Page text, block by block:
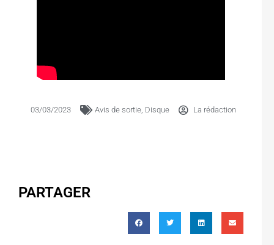
03/03/2023 Avis de sortie, Disque La rédaction
PARTAGER